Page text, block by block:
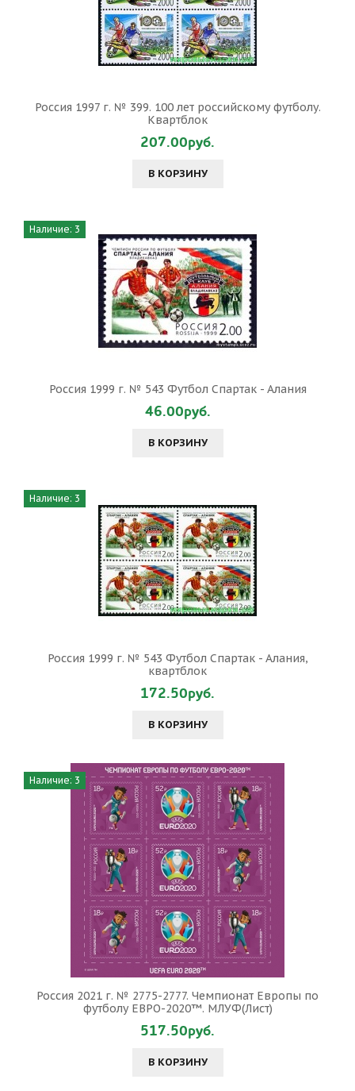
Россия 1997 г. № 399. 100 лет российскому футболу.
Квартблок
207.00руб.
В КОРЗИНУ
Наличие: 3
Россия 1999 г. № 543 Футбол Спартак - Алания
46.00руб.
В КОРЗИНУ
Наличие: 3
Россия 1999 г. № 543 Футбол Спартак - Алания,
квартблок
172.50руб.
В КОРЗИНУ
Наличие: 3
Россия 2021 г. № 2775-2777. Чемпионат Европы по
футболу ЕВРО-2020™. МЛУФ(Лист)
517.50руб.
В КОРЗИНУ